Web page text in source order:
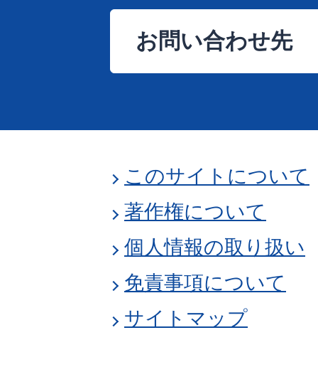
お問い合わせ先
このサイトについて
著作権について
個人情報の取り扱い
免責事項について
サイトマップ